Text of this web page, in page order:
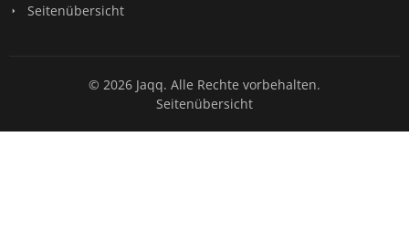
Seitenübersicht
© 2026 Jaqq. Alle Rechte vorbehalten.
Seitenübersicht